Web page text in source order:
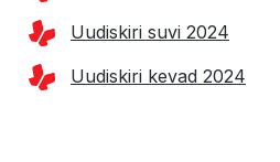
Uudiskiri suvi 2024
Uudiskiri kevad 2024